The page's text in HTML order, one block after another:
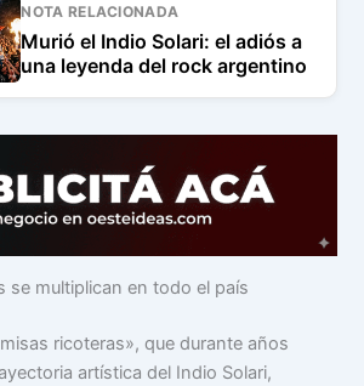
NOTA RELACIONADA
Murió el Indio Solari: el adiós a
una leyenda del rock argentino
se multiplican en todo el país
ricoteras», que durante años
artística del Indio Solari,